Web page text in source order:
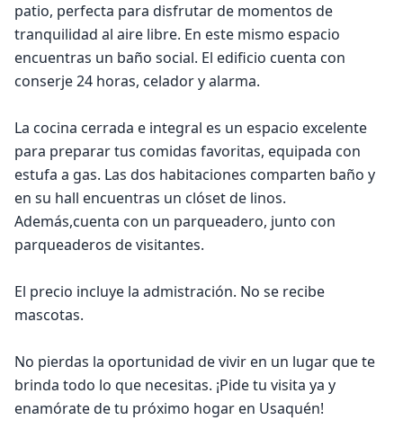
patio, perfecta para disfrutar de momentos de
tranquilidad al aire libre. En este mismo espacio
encuentras un baño social. El edificio cuenta con
conserje 24 horas, celador y alarma.
La cocina cerrada e integral es un espacio excelente
para preparar tus comidas favoritas, equipada con
estufa a gas. Las dos habitaciones comparten baño y
en su hall encuentras un clóset de linos.
Además,cuenta con un parqueadero, junto con
parqueaderos de visitantes.
El precio incluye la admistración. No se recibe
mascotas.
No pierdas la oportunidad de vivir en un lugar que te
brinda todo lo que necesitas. ¡Pide tu visita ya y
enamórate de tu próximo hogar en Usaquén!